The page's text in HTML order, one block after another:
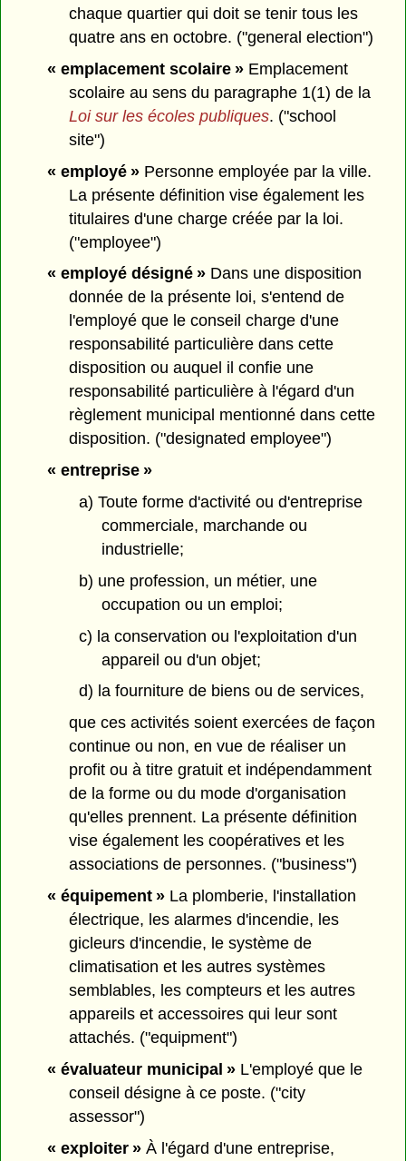
chaque quartier qui doit se tenir tous les
quatre ans en octobre. ("general election")
« emplacement scolaire »Emplacement
scolaire au sens du paragraphe 1(1) de la
Loi sur les écoles publiques. ("school
site")
« employé »Personne employée par la ville.
La présente définition vise également les
titulaires d'une charge créée par la loi.
("employee")
« employé désigné »Dans une disposition
donnée de la présente loi, s'entend de
l'employé que le conseil charge d'une
responsabilité particulière dans cette
disposition ou auquel il confie une
responsabilité particulière à l'égard d'un
règlement municipal mentionné dans cette
disposition. ("designated employee")
« entreprise »
a) Toute forme d'activité ou d'entreprise
commerciale, marchande ou
industrielle;
b) une profession, un métier, une
occupation ou un emploi;
c) la conservation ou l'exploitation d'un
appareil ou d'un objet;
d) la fourniture de biens ou de services,
que ces activités soient exercées de façon
continue ou non, en vue de réaliser un
profit ou à titre gratuit et indépendamment
de la forme ou du mode d'organisation
qu'elles prennent. La présente définition
vise également les coopératives et les
associations de personnes. ("business")
« équipement »La plomberie, l'installation
électrique, les alarmes d'incendie, les
gicleurs d'incendie, le système de
climatisation et les autres systèmes
semblables, les compteurs et les autres
appareils et accessoires qui leur sont
attachés. ("equipment")
« évaluateur municipal »L'employé que le
conseil désigne à ce poste. ("city
assessor")
« exploiter »À l'égard d'une entreprise,